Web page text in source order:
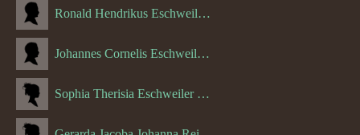
Ronald Hendrikus Eschweiler (04-12-1957)
Johannes Cornelis Eschweiler (06-10-1927)
Sophia Therisia Eschweiler (05-07-1923)